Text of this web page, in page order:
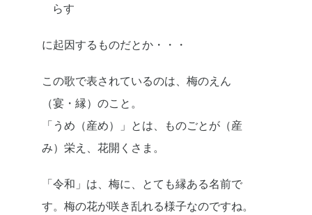
らす
に起因するものだとか・・・
この歌で表されているのは、梅のえん
（宴・縁）のこと。
「うめ（産め）」とは、ものごとが（産
み）栄え、花開くさま。
「令和」は、梅に、とても縁ある名前で
す。梅の花が咲き乱れる様子なのですね。